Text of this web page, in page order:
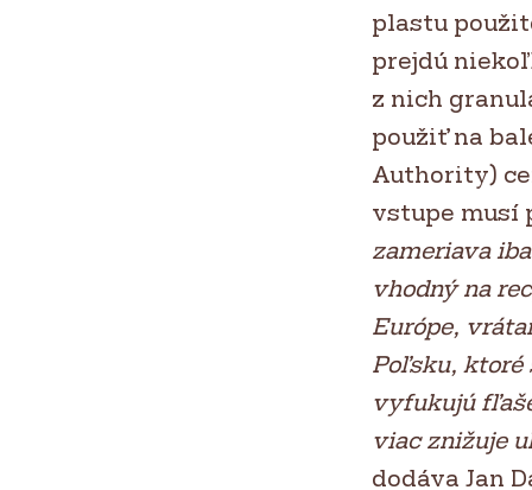
plastu
prejdú
z nich
použiť na
Authority)
vstupe musí
zameriava
vhodný na
Európe,
Poľsku, ktoré
vyfukujú
viac znižuje
dodáva Jan